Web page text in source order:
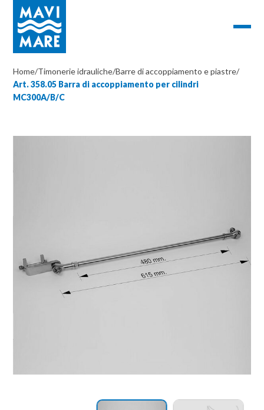
Home/Timonerie idrauliche/Barre di accoppiamento e piastre/
Art. 358.05 Barra di accoppiamento per cilindri
MC300A/B/C